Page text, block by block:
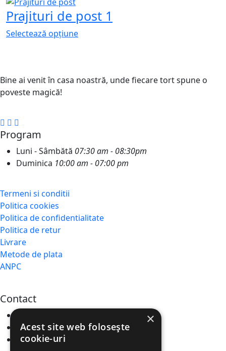
Prajituri de post 1
Selectează opțiune
Bine ai venit în casa noastră, unde fiecare tort spune o
poveste magică!
Program
Luni - Sâmbătă 07:30 am - 08:30pm
Duminica 10:00 am - 07:00 pm
Termeni si conditii
Politica cookies
Politica de confidentialitate
Politica de retur
Livrare
Metode de plata
ANPC
Contact
Email :cofetariafely@gmail.com
Telefon :+40 767 100 727
×
Acest site web folosește
cookie-uri